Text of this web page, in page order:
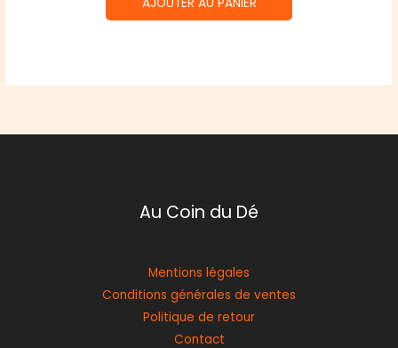
Au Coin du Dé
Mentions légales
Conditions générales de ventes
Politique de retour
Contact